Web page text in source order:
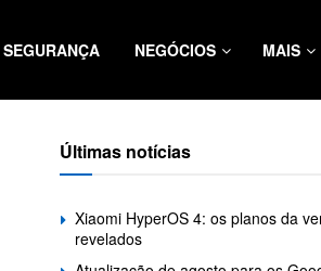
SEGURANÇA NEGÓCIOS MAIS
Últimas notícias
Xiaomi HyperOS 4: os planos da
revelados